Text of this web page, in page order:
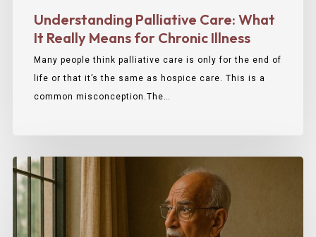
Understanding Palliative Care: What
It Really Means for Chronic Illness
Many people think palliative care is only for the end of
life or that it’s the same as hospice care. This is a
common misconception.The…